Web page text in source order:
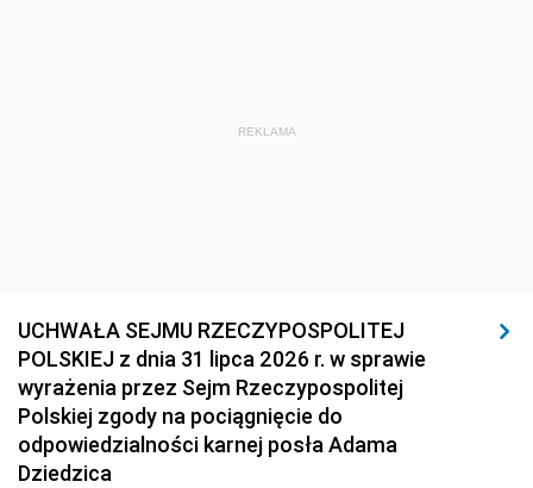
REKLAMA
UCHWAŁA SEJMU RZECZYPOSPOLITEJ
POLSKIEJ z dnia 31 lipca 2026 r. w sprawie
wyrażenia przez Sejm Rzeczypospolitej
Polskiej zgody na pociągnięcie do
odpowiedzialności karnej posła Adama
Dziedzica